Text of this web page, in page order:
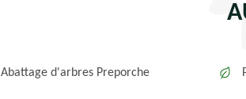
Abattage d'arbres Preporche